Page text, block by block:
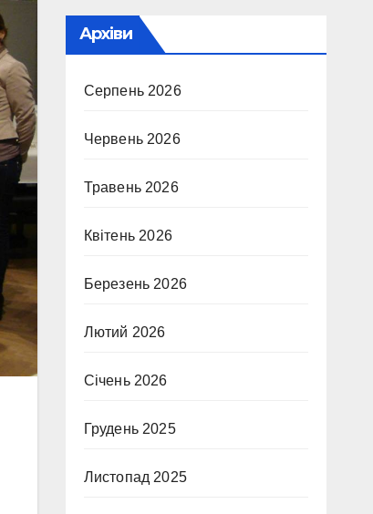
Архіви
Серпень 2026
Червень 2026
Травень 2026
Квітень 2026
Березень 2026
Лютий 2026
Січень 2026
Грудень 2025
Листопад 2025